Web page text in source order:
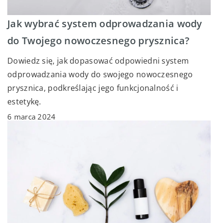
Jak wybrać system odprowadzania wody
do Twojego nowoczesnego prysznica?
Dowiedz się, jak dopasować odpowiedni system
odprowadzania wody do swojego nowoczesnego
prysznica, podkreślając jego funkcjonalność i
estetykę.
6 marca 2024